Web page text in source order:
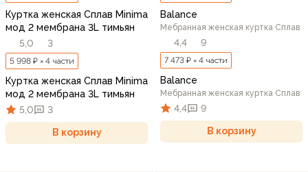
Куртка женская Сплав Minima
мод 2 мембрана 3L тимьян
5,0
3
5 998 ₽ × 4 части
Куртка женская Сплав Minima
мод 2 мембрана 3L тимьян
5,0
3
В корзину
Balance
Мебранная женская куртка Сплав
4,4 9
7 473 ₽ × 4 части
Balance
Мебранная женская куртка Сплав
4,4 9
В корзину